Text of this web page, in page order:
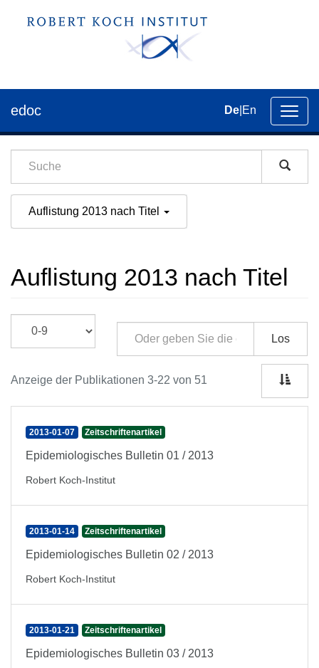
der
edoc De En
Auflistung 2013 nach Titel
Auflistung 2013 nach Titel
Los
Anzeige der Publikationen 3-22 von 51
2013-01-07 Zeitschriftenartikel
Epidemiologisches Bulletin 01 / 2013
Robert Koch-Institut
2013-01-14 Zeitschriftenartikel
Epidemiologisches Bulletin 02 / 2013
Robert Koch-Institut
2013-01-21 Zeitschriftenartikel
Epidemiologisches Bulletin 03 / 2013